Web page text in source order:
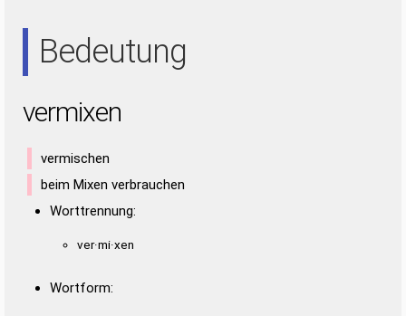
Bedeutung
vermixen
vermischen
beim Mixen verbrauchen
Worttrennung:
ver·mi·xen
Wortform: